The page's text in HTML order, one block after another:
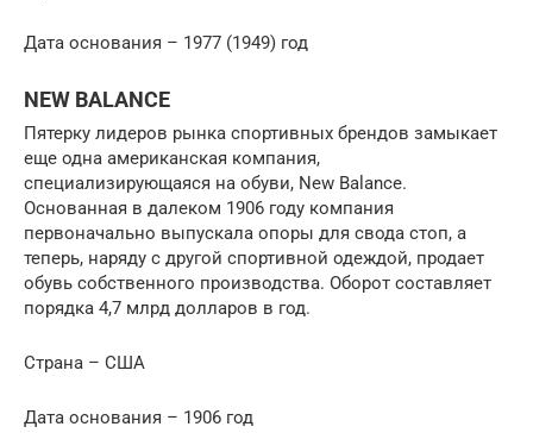
Дата основания – 1977 (1949) год
NEW BALANCE
Пятерку лидеров рынка спортивных брендов замыкает
еще одна американская компания,
специализирующаяся на обуви, New Balance.
Основанная в далеком 1906 году компания
первоначально выпускала опоры для свода стоп, а
теперь, наряду с другой спортивной одеждой, продает
обувь собственного производства. Оборот составляет
порядка 4,7 млрд долларов в год.
Страна – США
Дата основания – 1906 год